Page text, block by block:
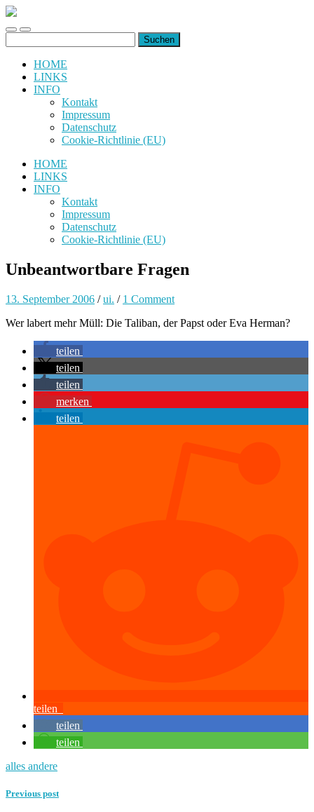
uiuiuiuiuiuiui.de
Toggle
mobile
Toggle
search
nach:
HOME
LINKS
INFO
Kontakt
Impressum
Datenschutz
Cookie-Richtlinie (EU)
HOME
LINKS
INFO
Kontakt
Impressum
Datenschutz
Cookie-Richtlinie (EU)
Unbeantwortbare Fragen
13. September 2006 /ui. / 1 Comment
Wer labert mehr Müll: Die Taliban, der Papst oder Eva Herman?
teilen
teilen
teilen
merken
teilen
teilen
teilen
teilen
alles andere
Previous post